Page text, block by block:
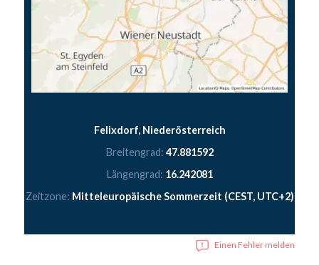
Felixdorf, Niederösterreich
Breitengrad: 47.881592
Längengrad: 16.242081
Zeitzone: Mitteleuropäische Sommerzeit (CEST, UTC+2)
Einen Fehler melden